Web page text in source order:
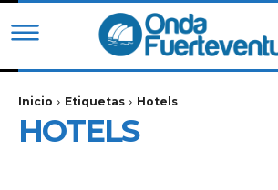
Inicio Etiquetas Hotels
HOTELS